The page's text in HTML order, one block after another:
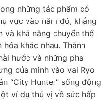
những tác phẩm có
vực vào năm đó, khẳng
và khả năng chuyển thể
hóa khác nhau. Thành
hước và những pha
của mình vào vai Ryo
“City Hunter” sống động
ví dụ thú vị về sức hấp